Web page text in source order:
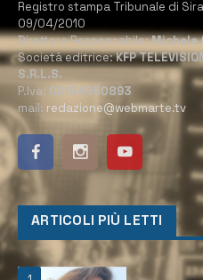
Registro stampa Tribunale di
09/04/2010
Direttore Responsabile:Michele
Società editrice:KFP
S.R.L.S.
P.Iva: 02184950893
mail: redazione@webmarte.tv
ARTICOLI PIÙ LETTI